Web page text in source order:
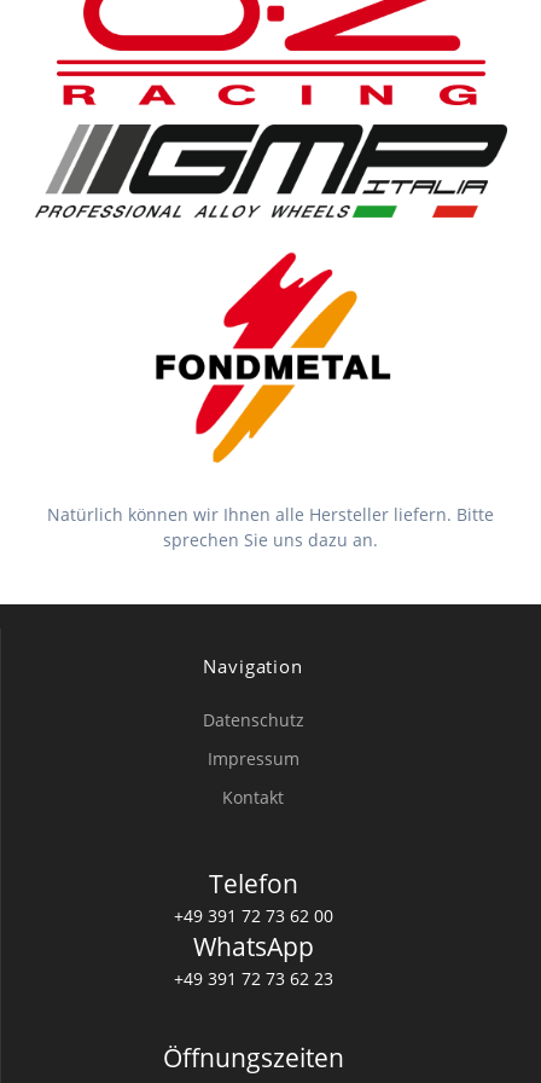
Natürlich können wir Ihnen alle Hersteller liefern. Bitte
sprechen Sie uns dazu an.
Navigation
Datenschutz
Impressum
Kontakt
Telefon
+49 391 72 73 62 00
WhatsApp
+49 391 72 73 62 23
Öffnungszeiten